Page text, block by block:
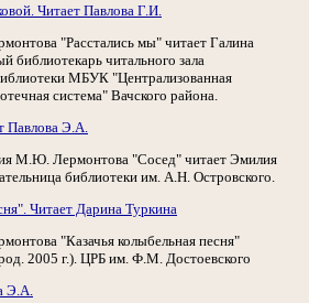
Читает Павлова Г.И.
"Расстались мы" читает Галина
библиотекарь читального зала
МБУК "Централизованная
система" Вачского района.
Павлова Э.А.
М.Ю. Лермонтова "Сосед" читает Эмилия
библиотеки им. А.Н. Островского.
Читает Дарина Туркина
"Казачья колыбельная песня"
2005 г.). ЦРБ им. Ф.М. Достоевского
Э.А.